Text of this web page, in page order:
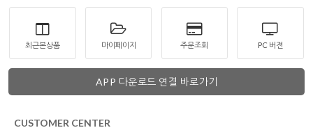
최근본상품 마이페이지 주문조회 PC 버젼
APP 다운로드 연결 바로가기
CUSTOMER CENTER